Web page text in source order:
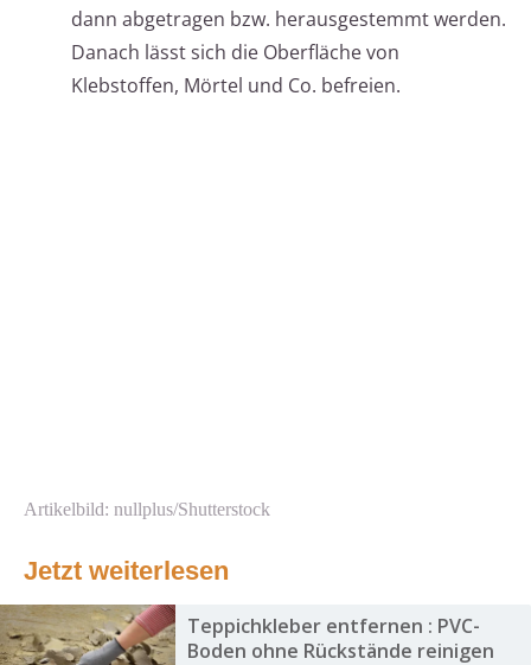
dann abgetragen bzw. herausgestemmt werden.
Danach lässt sich die Oberfläche von
Klebstoffen, Mörtel und Co. befreien.
Artikelbild: nullplus/Shutterstock
Jetzt weiterlesen
Teppichkleber entfernen : PVC-
Boden ohne Rückstände reinigen